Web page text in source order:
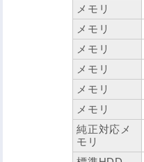
メモリ
メモリ
メモリ
メモリ
メモリ
メモリ
純正対応メ
モリ